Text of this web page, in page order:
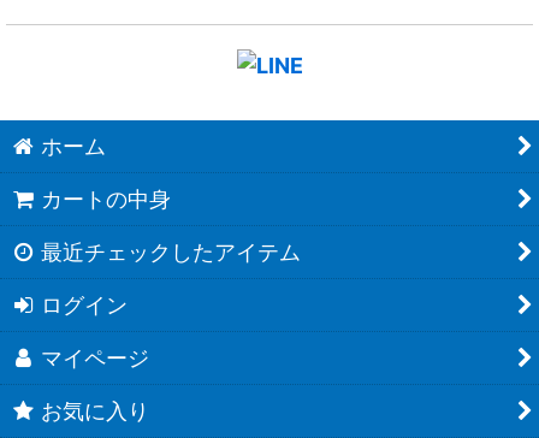
ホーム
カートの中身
最近チェックしたアイテム
ログイン
マイページ
お気に入り